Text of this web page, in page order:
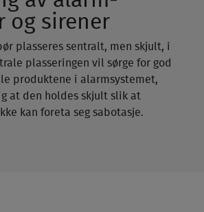
og sirener
plasseres sentralt, men skjult, i
plasseringen vil sørge for god
produktene i alarm­systemet,
at den holdes skjult slik at
kan foreta seg sabotasje.